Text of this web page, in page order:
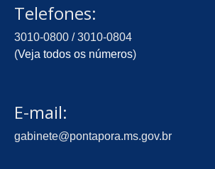
Telefones:
3010-0800 / 3010-0804
(Veja todos os números)
E-mail:
gabinete@pontapora.ms.gov.br